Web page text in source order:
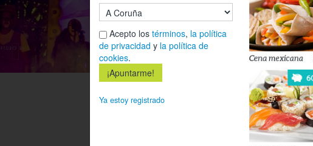
Acepto los términos, la política
de privacidad y la política de
cookies.
Ya estoy registrado